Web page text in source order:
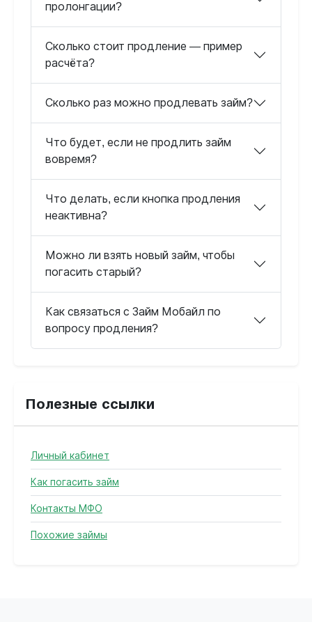
пролонгации?
Сколько стоит продление — пример
расчёта?
Сколько раз можно продлевать займ?
Что будет, если не продлить займ
вовремя?
Что делать, если кнопка продления
неактивна?
Можно ли взять новый займ, чтобы
погасить старый?
Как связаться с Займ Мобайл по
вопросу продления?
Полезные ссылки
Личный кабинет
Как погасить займ
Контакты МФО
Похожие займы